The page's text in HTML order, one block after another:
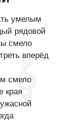
умелым
рядовой
смело
вперёд
смело
края